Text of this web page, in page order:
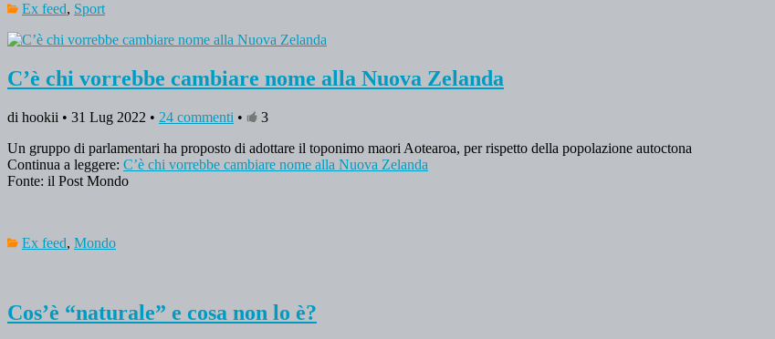
Ex feed, Sport
C’è chi vorrebbe cambiare nome alla Nuova Zelanda
di hookii • 31 Lug 2022 • 24 commenti •
3
Un gruppo di parlamentari ha proposto di adottare il toponimo maori Aotearoa, per rispetto della popolazione autoctona
Continua a leggere: C’è chi vorrebbe cambiare nome alla Nuova Zelanda
Fonte: il Post Mondo
Ex feed, Mondo
Cos’è “naturale” e cosa non lo è?